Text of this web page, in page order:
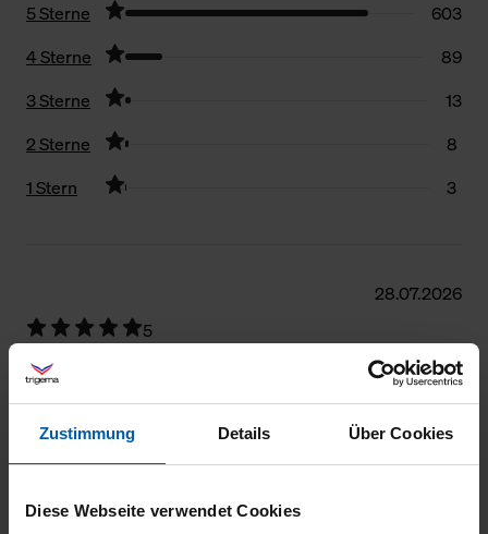
Zustimmung Details Über Cookies
Diese Webseite verwendet Cookies
5 Sterne
603
4 Sterne
89
3 Sterne
13
2 Sterne
8
1 Stern
3
28.07.2026
5
Tolles Tshirt alles echt top